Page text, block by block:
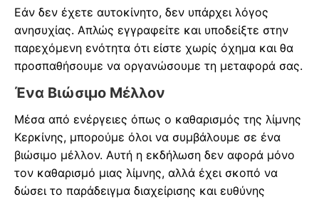
Εάν δεν έχετε αυτοκίνητο, δεν υπάρχει λόγος
ανησυχίας. Απλώς εγγραφείτε και υποδείξτε στην
παρεχόμενη ενότητα ότι είστε χωρίς όχημα και θα
προσπαθήσουμε να οργανώσουμε τη μεταφορά σας.
Ένα Βιώσιμο Μέλλον
Μέσα από ενέργειες όπως ο καθαρισμός της λίμνης
Κερκίνης, μπορούμε όλοι να συμβάλουμε σε ένα
βιώσιμο μέλλον. Αυτή η εκδήλωση δεν αφορά μόνο
τον καθαρισμό μιας λίμνης, αλλά έχει σκοπό να
δώσει το παράδειγμα διαχείρισης και ευθύνης